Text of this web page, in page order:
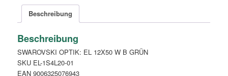
Beschreibung
Beschreibung
SWAROVSKI OPTIK: EL 12X50 W B GRÜN
SKU EL-1S4L20-01
EAN 9006325076943